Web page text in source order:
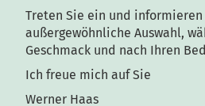
Treten Sie ein und
außergewöhnliche Auswahl,
Geschmack und nach Ihren
Ich freue mich auf Sie
Werner Haas